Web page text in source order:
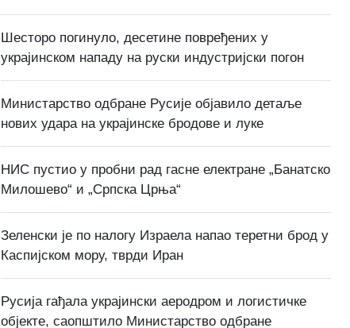
Шесторо погинуло, десетине повређених у
украјинском нападу на руски индустријски погон
Министарство одбране Русије објавило детаље
нових удара на украјинске бродове и луке
НИС пустио у пробни рад гасне електране „Банатско
Милошево“ и „Српска Црња“
Зеленски је по налогу Израела напао теретни брод у
Каспијском мору, тврди Иран
Русија гађала украјински аеродром и логистичке
објекте, саопштило Министарство одбране